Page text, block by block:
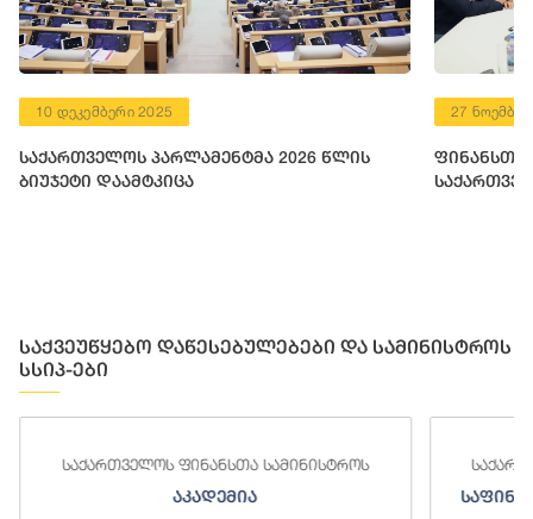
10 დეკემბერი 2025
საქართველოს პარლამენტმა 2026 წლის
ბიუჯეტი დაამტკიცა
27
ფინანსთა
საქვეუწყებო დაწესებულებები და სამინისტროს
სსიპ-ები
სამინისტროს
საქართველოს ფინანსთა სამინისტროს
საფინანსო-ანალიტიკური